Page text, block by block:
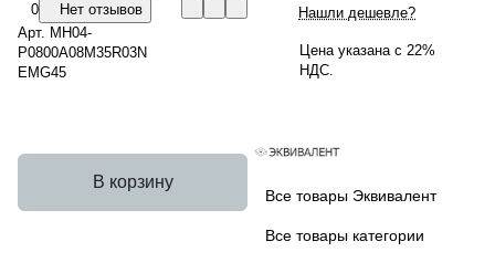
0
Нет отзывов
Арт. MH04-
P0800A08M35R03N
EMG45
В корзину
Нашли дешевле?
Цена указана с 22%
НДС.
Все товары Эквивалент
Все товары категории